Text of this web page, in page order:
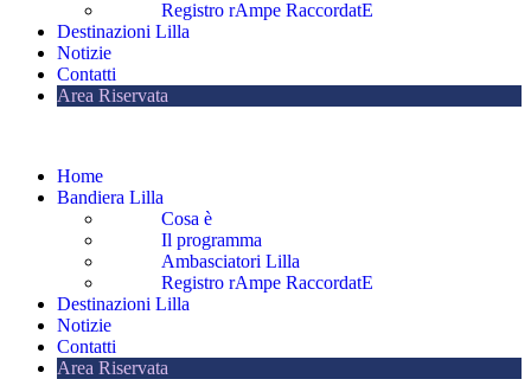
Registro rAmpe RaccordatE
Destinazioni Lilla
Notizie
Contatti
Area Riservata
Home
Bandiera Lilla
Cosa è
Il programma
Ambasciatori Lilla
Registro rAmpe RaccordatE
Destinazioni Lilla
Notizie
Contatti
Area Riservata